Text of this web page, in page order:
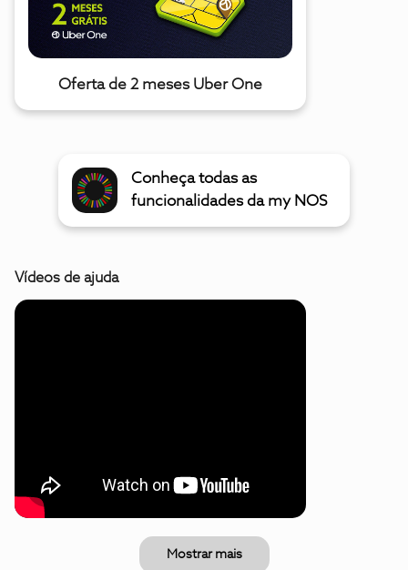
Oferta de 2 meses Uber One
Conheça todas as
funcionalidades da my NOS
Vídeos de ajuda
Mostrar mais